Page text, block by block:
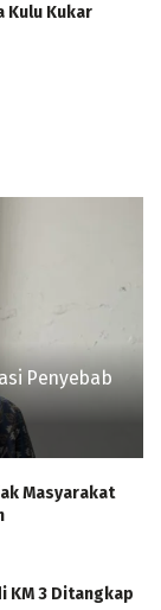
Kulu Kukar
Penyebab
Masyarakat
KM 3 Ditangkap